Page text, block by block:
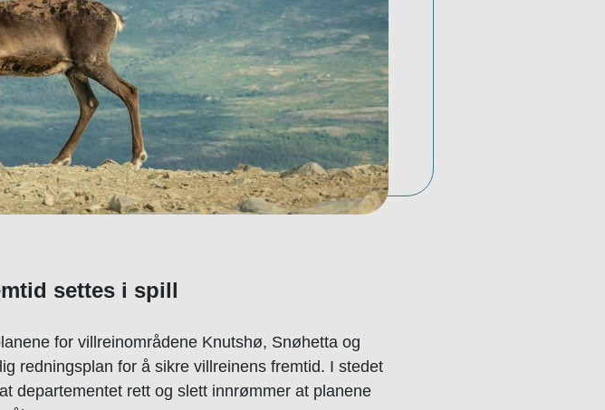
settes i spill
for villreinområdene Knutshø, Snøhetta og
redningsplan for å sikre villreinens fremtid. I stedet
departementet rett og slett innrømmer at planene